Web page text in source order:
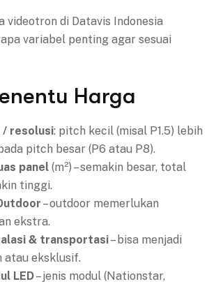
videotron di Datavis Indonesia
variabel penting agar sesuai
Harga
/ resolusi: pitch kecil (misal P1.5) lebih
pitch besar (P6 atau P8).
panel (m²) – semakin besar, total
tinggi.
– outdoor memerlukan
ekstra.
& transportasi– bisa menjadi
atau eksklusif.
LED– jenis modul (Nationstar,